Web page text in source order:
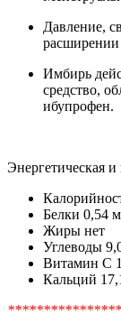
Давление,
расширении
Имбирь
средство,
ибупрофен.
Энергетическая и
Белки 0,54
Жиры нет
Углеводы
Витамин С
Кальций